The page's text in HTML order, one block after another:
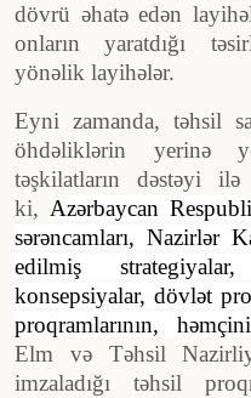
dövrü əhatə edən
onların yaratdığı
yönəlik layihələr.
Eyni zamanda, təhsil
öhdəliklərin yerinə
təşkilatların dəstəyi
ki, Azərbaycan
sərəncamları, Nazirlər
edilmiş
konsepsiyalar, dövlət
proqramlarının,
Elm və Təhsil
imzaladığı təhsil